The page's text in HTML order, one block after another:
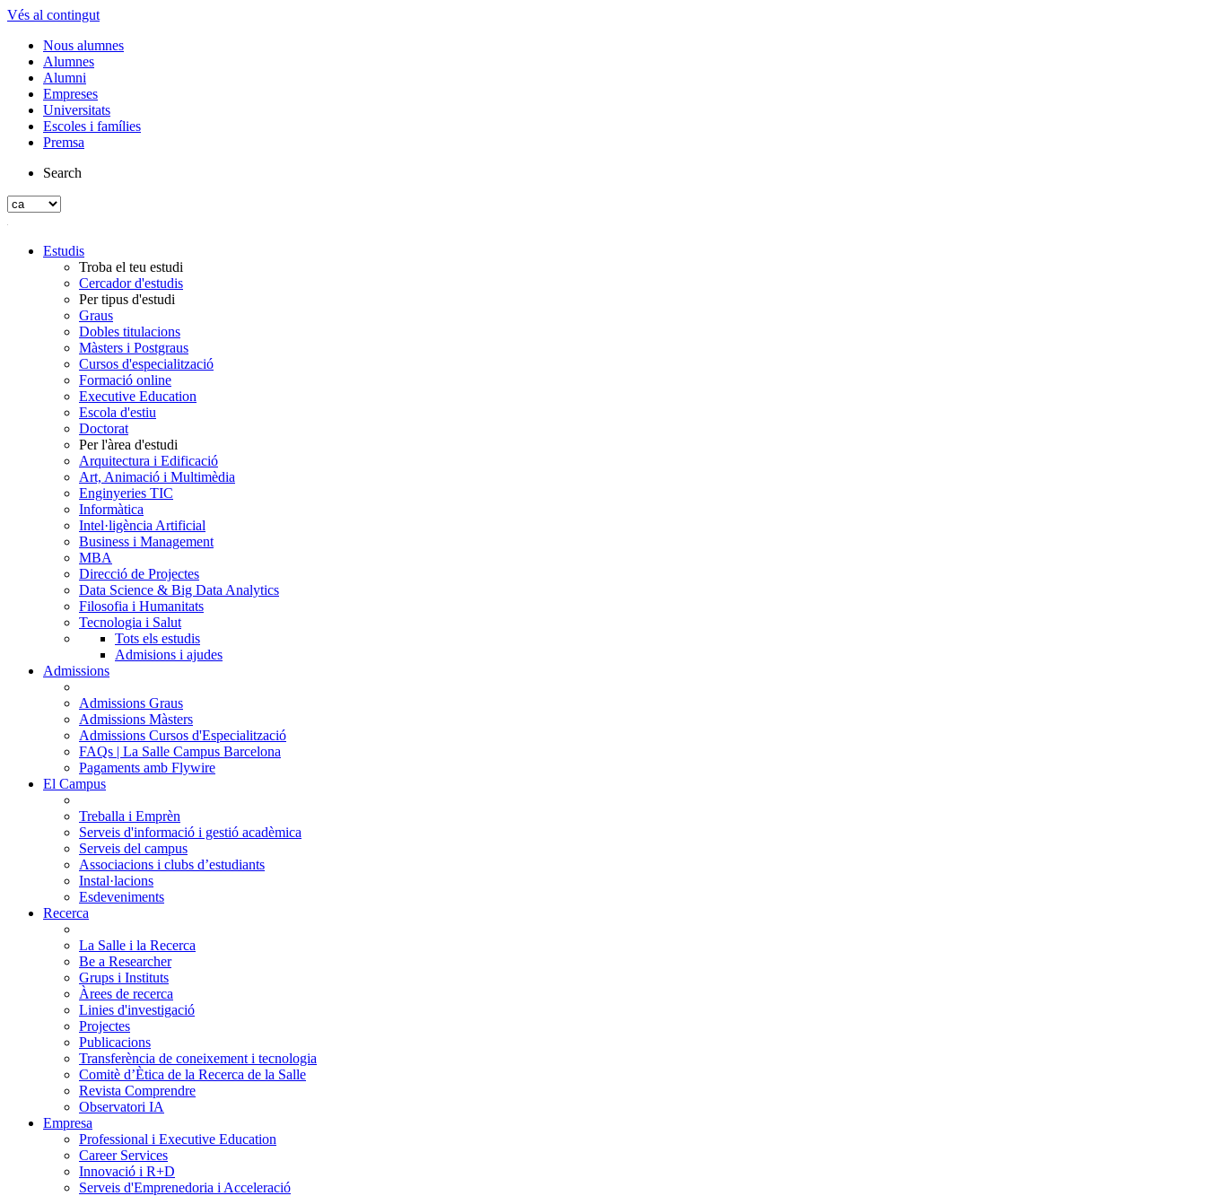
Vés al contingut
Nous alumnes
Alumnes
Alumni
Empreses
Universitats
Escoles i famílies
Premsa
Search
Estudis
Troba el teu estudi
Cercador d'estudis
Per tipus d'estudi
Graus
Dobles titulacions
Màsters i Postgraus
Cursos d'especialització
Formació online
Executive Education
Escola d'estiu
Doctorat
Per l'àrea d'estudi
Arquitectura i Edificació
Art, Animació i Multimèdia
Enginyeries TIC
Informàtica
Intel·ligència Artificial
Business i Management
MBA
Direcció de Projectes
Data Science & Big Data Analytics
Filosofia i Humanitats
Tecnologia i Salut
Tots els estudis
Admisions i ajudes
Admissions
Admissions Graus
Admissions Màsters
Admissions Cursos d'Especialització
FAQs | La Salle Campus Barcelona
Pagaments amb Flywire
El Campus
Treballa i Emprèn
Serveis d'informació i gestió acadèmica
Serveis del campus
Associacions i clubs d’estudiants
Instal·lacions
Esdeveniments
Recerca
La Salle i la Recerca
Be a Researcher
Grups i Instituts
Àrees de recerca
Linies d'investigació
Projectes
Publicacions
Transferència de coneixement i tecnologia
Comitè d’Ètica de la Recerca de la Salle
Revista Comprendre
Observatori IA
Empresa
Professional i Executive Education
Career Services
Innovació i R+D
Serveis d'Emprenedoria i Acceleració